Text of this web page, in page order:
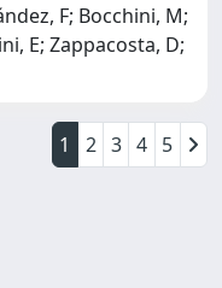
F; Bocchini, M;
E; Zappacosta, D;
1 2 3 4 5